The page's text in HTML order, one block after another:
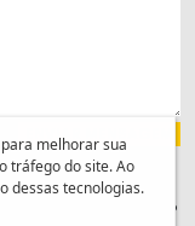
enquanto durarem os
feitas com
não incluem frete e não
melhorar sua
tráfego do site. Ao
dessas tecnologias.